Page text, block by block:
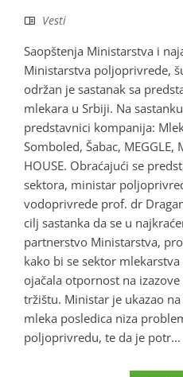
Vesti
Saopštenja Ministarstva i
Ministarstva poljoprivrede,
održan je sastanak sa
mlekara u Srbiji. Na
predstavnici kompanija:
Somboled, Šabac, MEGGLE,
HOUSE. Obraćajući se
sektora, ministar
vodoprivrede prof. dr
cilj sastanka da se u
partnerstvo Ministarstva,
kako bi se sektor
ojačala otpornost na
tržištu. Ministar je ukazao
mleka posledica niza
poljoprivredu, te da je potr...